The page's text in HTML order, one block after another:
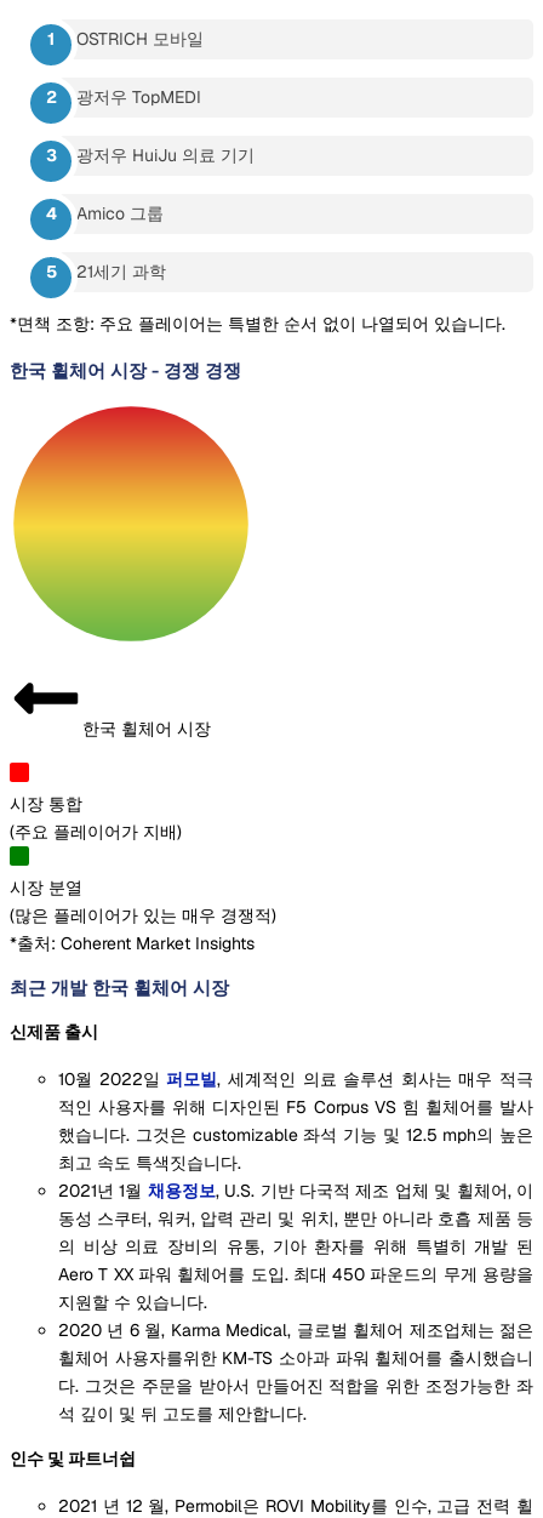
OSTRICH 모바일
광저우 TopMEDI
광저우 HuiJu 의료 기기
Amico 그룹
21세기 과학
*면책 조항: 주요 플레이어는 특별한 순서 없이 나열되어 있습니다.
한국 휠체어 시장- 경쟁 경쟁
한국 휠체어 시장
시장 통합
(주요 플레이어가 지배)
시장 분열
(많은 플레이어가 있는 매우 경쟁적)
*출처: Coherent Market Insights
최근 개발 한국 휠체어 시장
신제품 출시
10월 2022일퍼모빌, 세계적인 의료 솔루션 회사는 매우 적극
적인 사용자를 위해 디자인된 F5 Corpus VS 힘 휠체어를 발사
했습니다. 그것은 customizable 좌석 기능 및 12.5 mph의 높은
최고 속도 특색짓습니다.
2021년 1월 채용정보, U.S. 기반 다국적 제조 업체 및 휠체어, 이
동성 스쿠터, 워커, 압력 관리 및 위치, 뿐만 아니라 호흡 제품 등
의 비상 의료 장비의 유통, 기아 환자를 위해 특별히 개발 된
Aero T XX 파워 휠체어를 도입. 최대 450 파운드의 무게 용량을
지원할 수 있습니다.
2020 년 6 월, Karma Medical, 글로벌 휠체어 제조업체는 젊은
휠체어 사용자를위한 KM-TS 소아과 파워 휠체어를 출시했습니
다. 그것은 주문을 받아서 만들어진 적합을 위한 조정가능한 좌
석 깊이 및 뒤 고도를 제안합니다.
인수 및 파트너쉽
2021 년 12 월, Permobil은 ROVI Mobility를 인수, 고급 전력 휠